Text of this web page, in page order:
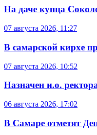
На даче купца
07 августа 2026, 11:27
В самарской кирхе
07 августа 2026, 10:52
Назначен и.о.
06 августа 2026, 17:02
В Самаре отметят